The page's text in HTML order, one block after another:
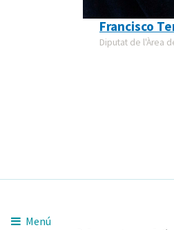
Francisco
Diputat de l'Àrea
Menú